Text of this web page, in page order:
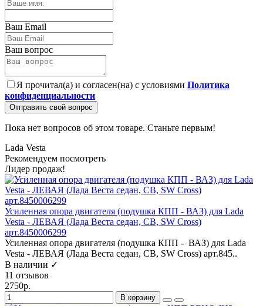
Ваш Email
Ваш вопрос
Я прочитал(а) и согласен(на) с условиями Политика
конфиденциальности
Отправить свой вопрос
Пока нет вопросов об этом товаре. Станьте первым!
Lada Vesta
Рекомендуем посмотреть
Лидер продаж!
Усиленная опора двигателя (подушка КПП - ВАЗ) для Lada
Vesta - ЛЕВАЯ (Лада Веста седан, СВ, SW Cross)
арт.8450006299
Усиленная опора двигателя (подушка КПП - ВАЗ) для Lada
Vesta - ЛЕВАЯ (Лада Веста седан, СВ, SW Cross) арт.845..
В наличии ✓
11 отзывов
2750р.
В корзину